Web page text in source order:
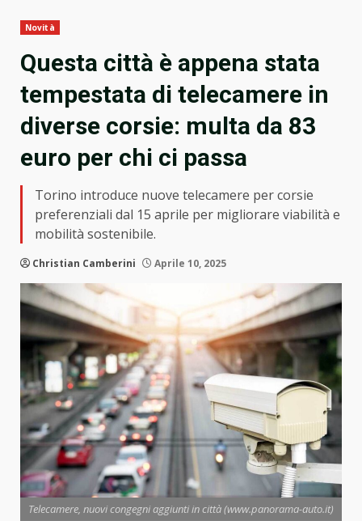
Novità
Questa città è appena stata
tempestata di telecamere in
diverse corsie: multa da 83
euro per chi ci passa
Torino introduce nuove telecamere per corsie
preferenziali dal 15 aprile per migliorare viabilità e
mobilità sostenibile.
Christian Camberini Aprile 10, 2025
Telecamere, nuovi congegni aggiunti in città (www.panorama-auto.it)